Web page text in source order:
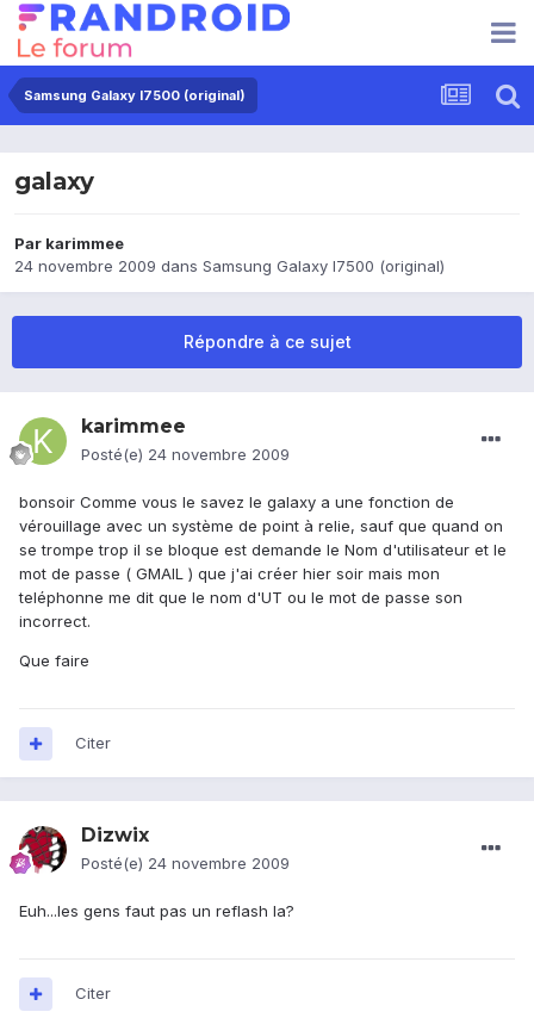
Samsung Galaxy I7500 (original)
galaxy
Par karimmee
24 novembre 2009 dans Samsung Galaxy I7500 (original)
Répondre à ce sujet
karimmee
Posté(e) 24 novembre 2009
bonsoir Comme vous le savez le galaxy a une fonction de
vérouillage avec un système de point à relie, sauf que quand on
se trompe trop il se bloque est demande le Nom d'utilisateur et le
mot de passe ( GMAIL ) que j'ai créer hier soir mais mon
teléphonne me dit que le nom d'UT ou le mot de passe son
incorrect.
Que faire
Citer
Dizwix
Posté(e) 24 novembre 2009
Euh...les gens faut pas un reflash la?
Citer